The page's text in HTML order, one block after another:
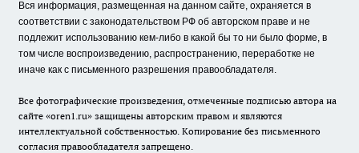
Вся информация, размещенная на данном сайте, охраняется в
соответствии с законодательством РФ об авторском праве и не
подлежит использованию кем-либо в какой бы то ни было форме, в
том числе воспроизведению, распространению, переработке не
иначе как с письменного разрешения правообладателя.
Все фотографические произведения, отмеченные подписью автора на
сайте «oren1.ru» защищены авторским правом и являются
интеллектуальной собственностью. Копирование без письменного
согласия правообладателя запрещено.